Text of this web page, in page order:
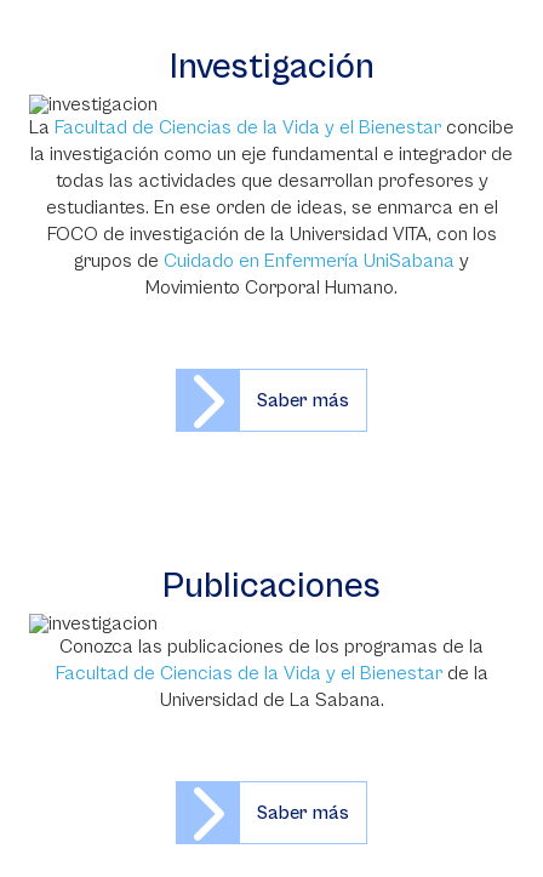
Investigación
La Facultad de Ciencias de la Vida y el Bienestar concibe
la investigación como un eje fundamental e integrador de
todas las actividades que desarrollan profesores y
estudiantes. En ese orden de ideas, se enmarca en el
FOCO de investigación de la Universidad VITA, con los
grupos de Cuidado en Enfermería UniSabana y
Movimiento Corporal Humano.
Saber más
Publicaciones
Conozca las publicaciones de los programas de la
Facultad de Ciencias de la Vida y el Bienestarde la
Universidad de La Sabana.
Saber más